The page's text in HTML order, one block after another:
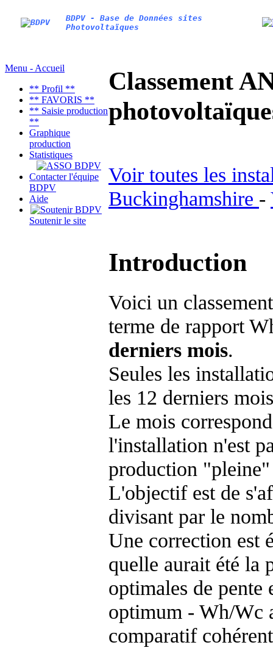
BDPV - Base de Données sites
Photovoltaïques
Menu - Accueil
** Profil **
** FAVORIS **
** Saisie production
**
Graphique
production
Statistiques
Contacter l'équipe
BDPV
Aide
Soutenir le site
Classement
Voir toutes les
Buckinghamshire -
Introduction
Voici un
terme de rapport
derniers mois.
Seules les
les 12 derniers
Le mois
l'installation n'est
production "pleine"
L'objectif est de
divisant par le
Une correction est
quelle aurait été la
optimales de
optimum - Wh/Wc
comparatif